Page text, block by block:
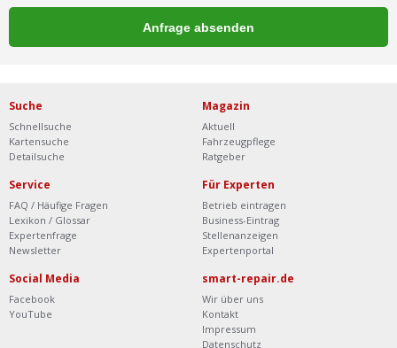
Suche
Schnellsuche
Kartensuche
Detailsuche
Magazin
Aktuell
Fahrzeugpflege
Ratgeber
Service
FAQ / Häufige Fragen
Lexikon / Glossar
Expertenfrage
Newsletter
Für Experten
Betrieb eintragen
Business-Eintrag
Stellenanzeigen
Expertenportal
Social Media
Facebook
YouTube
smart-repair.de
Wir über uns
Kontakt
Impressum
Datenschutz